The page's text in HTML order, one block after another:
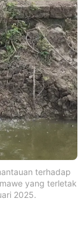
terhadap
yang terletak
2025.